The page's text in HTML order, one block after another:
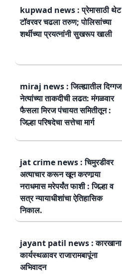
kupwad news : प्रेमासाठी थेट
टॉवरवर चढला तरुण; पोलिसांच्या
शर्थीच्या प्रयत्नांनी सुखरूप खाली
miraj news : जिल्ह्यातील दिग्गज
नेत्यांच्या ताकदीची लढत: मंगळवार
फैसला मिरज पंचायत समितीतून :
जिल्हा परिषदेचा सत्तेचा मार्ग
jat crime news : चिमुरडीवर
अत्याचार करून खून करणार्‍या
नराधमास मरेपर्यंत फाशी : जिल्हा व
सत्र न्यायाधीशांचा ऐतिहासिक
निकाल.
jayant patil news : कारखाना
कार्यस्थळावर राजारामबापूंना
अभिवादन